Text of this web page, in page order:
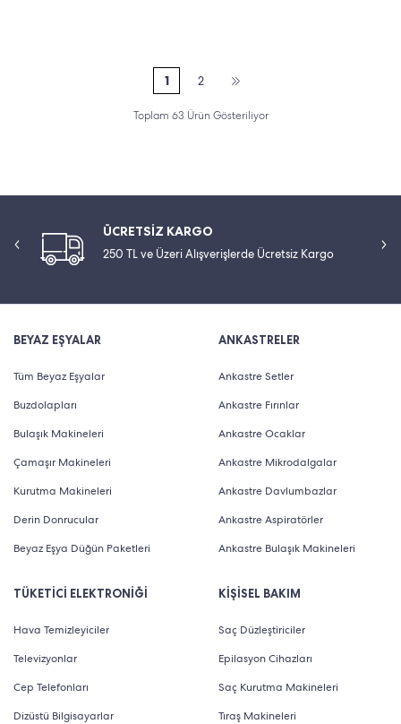
1 2
Toplam 63 Ürün Gösteriliyor
ÜCRETSİZ KARGO
250 TL ve Üzeri Alışverişlerde Ücretsiz Kargo
BEYAZ EŞYALAR
Tüm Beyaz Eşyalar
Buzdolapları
Bulaşık Makineleri
Çamaşır Makineleri
Kurutma Makineleri
Derin Donrucular
Beyaz Eşya Düğün Paketleri
TÜKETİCİ ELEKTRONİĞİ
Hava Temizleyiciler
Televizyonlar
Cep Telefonları
Dizüstü Bilgisayarlar
ANKASTRELER
Ankastre Setler
Ankastre Fırınlar
Ankastre Ocaklar
Ankastre Mikrodalgalar
Ankastre Davlumbazlar
Ankastre Aspiratörler
Ankastre Bulaşık Makineleri
KİŞİSEL BAKIM
Saç Düzleştiriciler
Epilasyon Cihazları
Saç Kurutma Makineleri
Tıraş Makineleri